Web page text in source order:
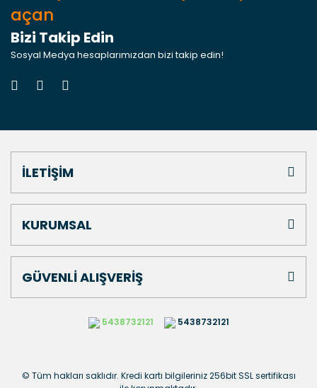
açan
Bizi Takip Edin
Sosyal Medya hesaplarımızdan bizi takip edin!
İLETİŞİM
KURUMSAL
GÜVENLİ ALIŞVERİŞ
5438732121 5438732121
© Tüm hakları saklıdır. Kredi kartı bilgileriniz 256bit SSL sertifikası